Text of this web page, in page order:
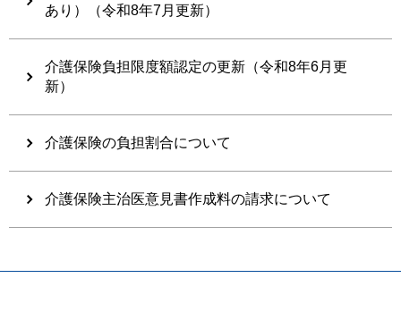
あり）（令和8年7月更新）
介護保険負担限度額認定の更新（令和8年6月更
新）
介護保険の負担割合について
介護保険主治医意見書作成料の請求について